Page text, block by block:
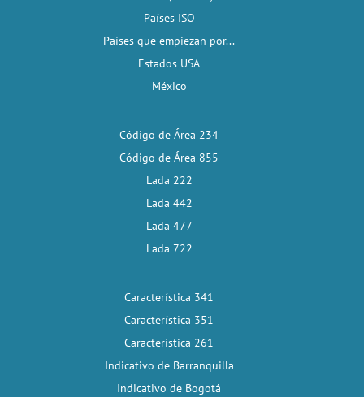
Países ISO
Países que empiezan por...
Estados USA
México
Código de Área 234
Código de Área 855
Lada 222
Lada 442
Lada 477
Lada 722
Característica 341
Característica 351
Característica 261
Indicativo de Barranquilla
Indicativo de Bogotá